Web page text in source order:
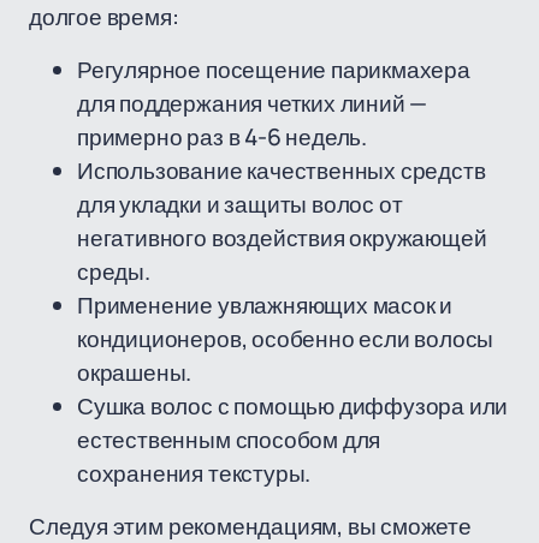
долгое время:
Регулярное посещение парикмахера
для поддержания четких линий —
примерно раз в 4-6 недель.
Использование качественных средств
для укладки и защиты волос от
негативного воздействия окружающей
среды.
Применение увлажняющих масок и
кондиционеров, особенно если волосы
окрашены.
Сушка волос с помощью диффузора или
естественным способом для
сохранения текстуры.
Следуя этим рекомендациям, вы сможете